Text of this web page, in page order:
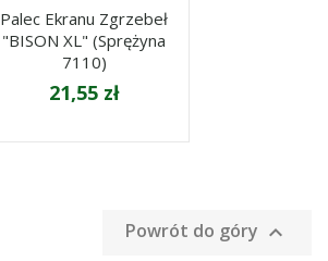
Palec Ekranu Zgrzebeł
"BISON XL" (sprężyna
7110)
21,55 zł
Powrót do góry 